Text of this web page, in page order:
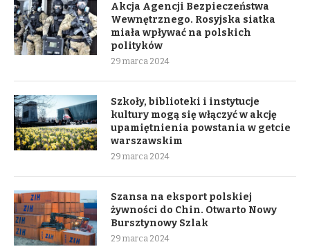
Akcja Agencji Bezpieczeństwa
Wewnętrznego. Rosyjska siatka
miała wpływać na polskich
polityków
29 marca 2024
Szkoły, biblioteki i instytucje
kultury mogą się włączyć w akcję
upamiętnienia powstania w getcie
warszawskim
29 marca 2024
Szansa na eksport polskiej
żywności do Chin. Otwarto Nowy
Bursztynowy Szlak
29 marca 2024